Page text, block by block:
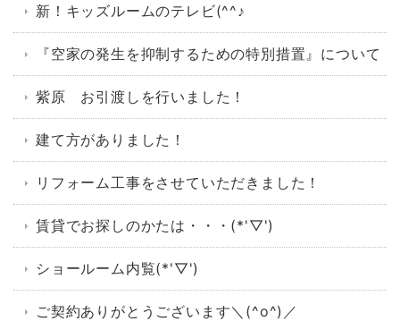
新！キッズルームのテレビ(^^♪
『空家の発生を抑制するための特別措置』について
紫原 お引渡しを行いました！
建て方がありました！
リフォーム工事をさせていただきました！
賃貸でお探しのかたは・・・(*'▽')
ショールーム内覧(*'▽')
ご契約ありがとうございます＼(^o^)／